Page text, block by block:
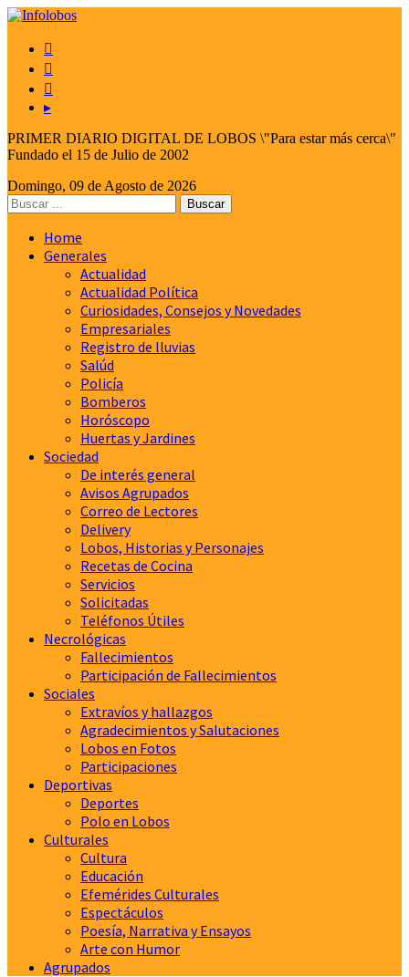



▸
PRIMER DIARIO DIGITAL DE LOBOS \"Para estar más cerca\"
Fundado el 15 de Julio de 2002
Domingo, 09 de Agosto de 2026
Home
Generales
Actualidad
Actualidad Política
Curiosidades, Consejos y Novedades
Empresariales
Registro de lluvias
Salúd
Policía
Bomberos
Horóscopo
Huertas y Jardines
Sociedad
De interés general
Avisos Agrupados
Correo de Lectores
Delivery
Lobos, Historias y Personajes
Recetas de Cocina
Servicios
Solicitadas
Teléfonos Útiles
Necrológicas
Fallecimientos
Participación de Fallecimientos
Sociales
Extravíos y hallazgos
Agradecimientos y Salutaciones
Lobos en Fotos
Participaciones
Deportivas
Deportes
Polo en Lobos
Culturales
Cultura
Educación
Efemérides Culturales
Espectáculos
Poesía, Narrativa y Ensayos
Arte con Humor
Agrupados